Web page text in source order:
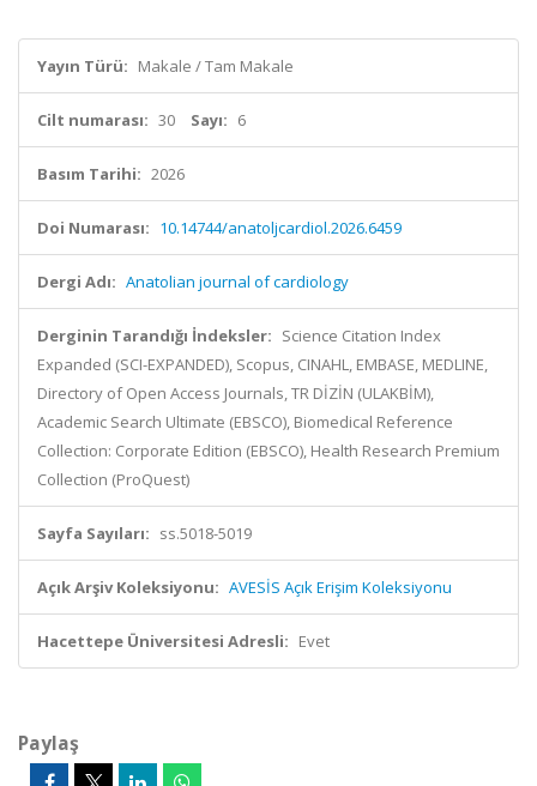
Yayın Türü: Makale / Tam Makale
Cilt numarası: 30 Sayı: 6
Basım Tarihi: 2026
Doi Numarası: 10.14744/anatoljcardiol.2026.6459
Dergi Adı: Anatolian journal of cardiology
Derginin Tarandığı İndeksler: Science Citation Index
Expanded (SCI-EXPANDED), Scopus, CINAHL, EMBASE, MEDLINE,
Directory of Open Access Journals, TR DİZİN (ULAKBİM),
Academic Search Ultimate (EBSCO), Biomedical Reference
Collection: Corporate Edition (EBSCO), Health Research Premium
Collection (ProQuest)
Sayfa Sayıları: ss.5018-5019
Açık Arşiv Koleksiyonu: AVESİS Açık Erişim Koleksiyonu
Hacettepe Üniversitesi Adresli: Evet
Paylaş